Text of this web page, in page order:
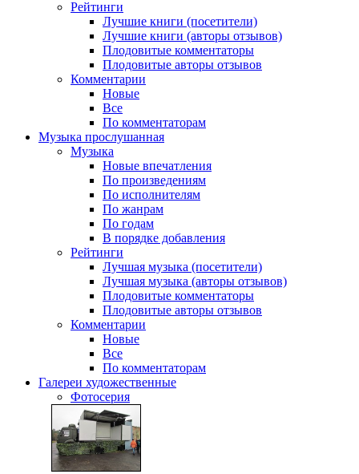
Рейтинги
Лучшие книги (посетители)
Лучшие книги (авторы отзывов)
Плодовитые комментаторы
Плодовитые авторы отзывов
Комментарии
Новые
Все
По комментаторам
Музыка прослушанная
Музыка
Новые впечатления
По произведениям
По исполнителям
По жанрам
По годам
В порядке добавления
Рейтинги
Лучшая музыка (посетители)
Лучшая музыка (авторы отзывов)
Плодовитые комментаторы
Плодовитые авторы отзывов
Комментарии
Новые
Все
По комментаторам
Галереи художественные
Фотосерия